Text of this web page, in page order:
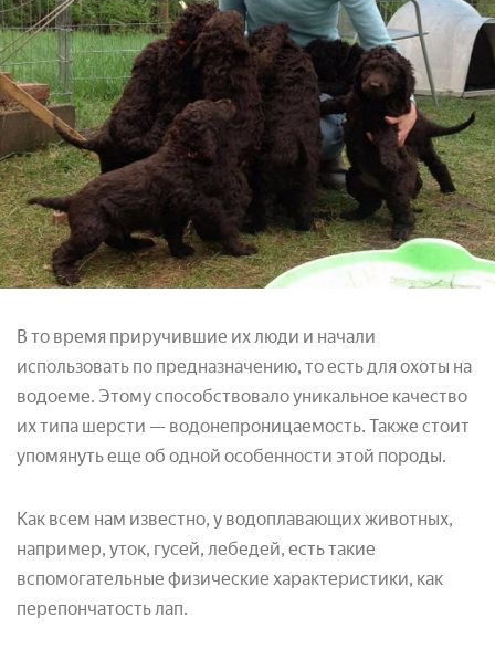
В то время приручившие их люди и начали
использовать по предназначению, то есть для охоты на
водоеме. Этому способствовало уникальное качество
их типа шерсти — водонепроницаемость. Также стоит
упомянуть еще об одной особенности этой породы.
Как всем нам известно, у водоплавающих животных,
например, уток, гусей, лебедей, есть такие
вспомогательные физические характеристики, как
перепончатость лап.